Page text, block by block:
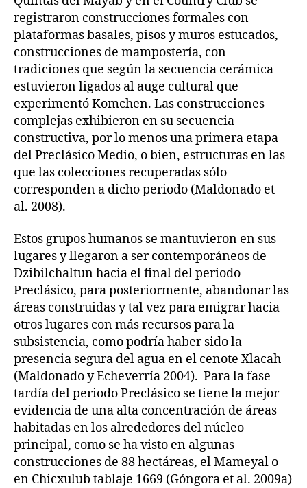
registraron construcciones formales con
plataformas basales, pisos y muros estucados,
construcciones de mampostería, con
tradiciones que según la secuencia cerámica
estuvieron ligados al auge cultural que
experimentó Komchen. Las construcciones
complejas exhibieron en su secuencia
constructiva, por lo menos una primera etapa
del Preclásico Medio, o bien, estructuras en las
que las colecciones recuperadas sólo
corresponden a dicho periodo (Maldonado et
al. 2008).
Estos grupos humanos se mantuvieron en sus
lugares y llegaron a ser contemporáneos de
Dzibilchaltun hacia el final del periodo
Preclásico, para posteriormente, abandonar las
áreas construidas y tal vez para emigrar hacia
otros lugares con más recursos para la
subsistencia, como podría haber sido la
presencia segura del agua en el cenote Xlacah
(Maldonado y Echeverría 2004). Para la fase
tardía del periodo Preclásico se tiene la mejor
evidencia de una alta concentración de áreas
habitadas en los alrededores del núcleo
principal, como se ha visto en algunas
construcciones de 88 hectáreas, el Mameyal o
en Chicxulub tablaje 1669 (Góngora et al. 2009a)